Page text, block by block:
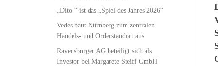
„Dito!“ ist das „Spiel des Jahres 2026“
Vedes baut Nürnberg zum zentralen
Handels- und Orderstandort aus
Ravensburger AG beteiligt sich als
Investor bei Margarete Steiff GmbH